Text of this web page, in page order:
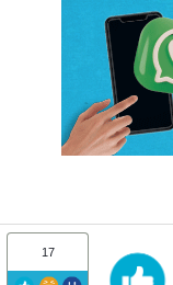
17